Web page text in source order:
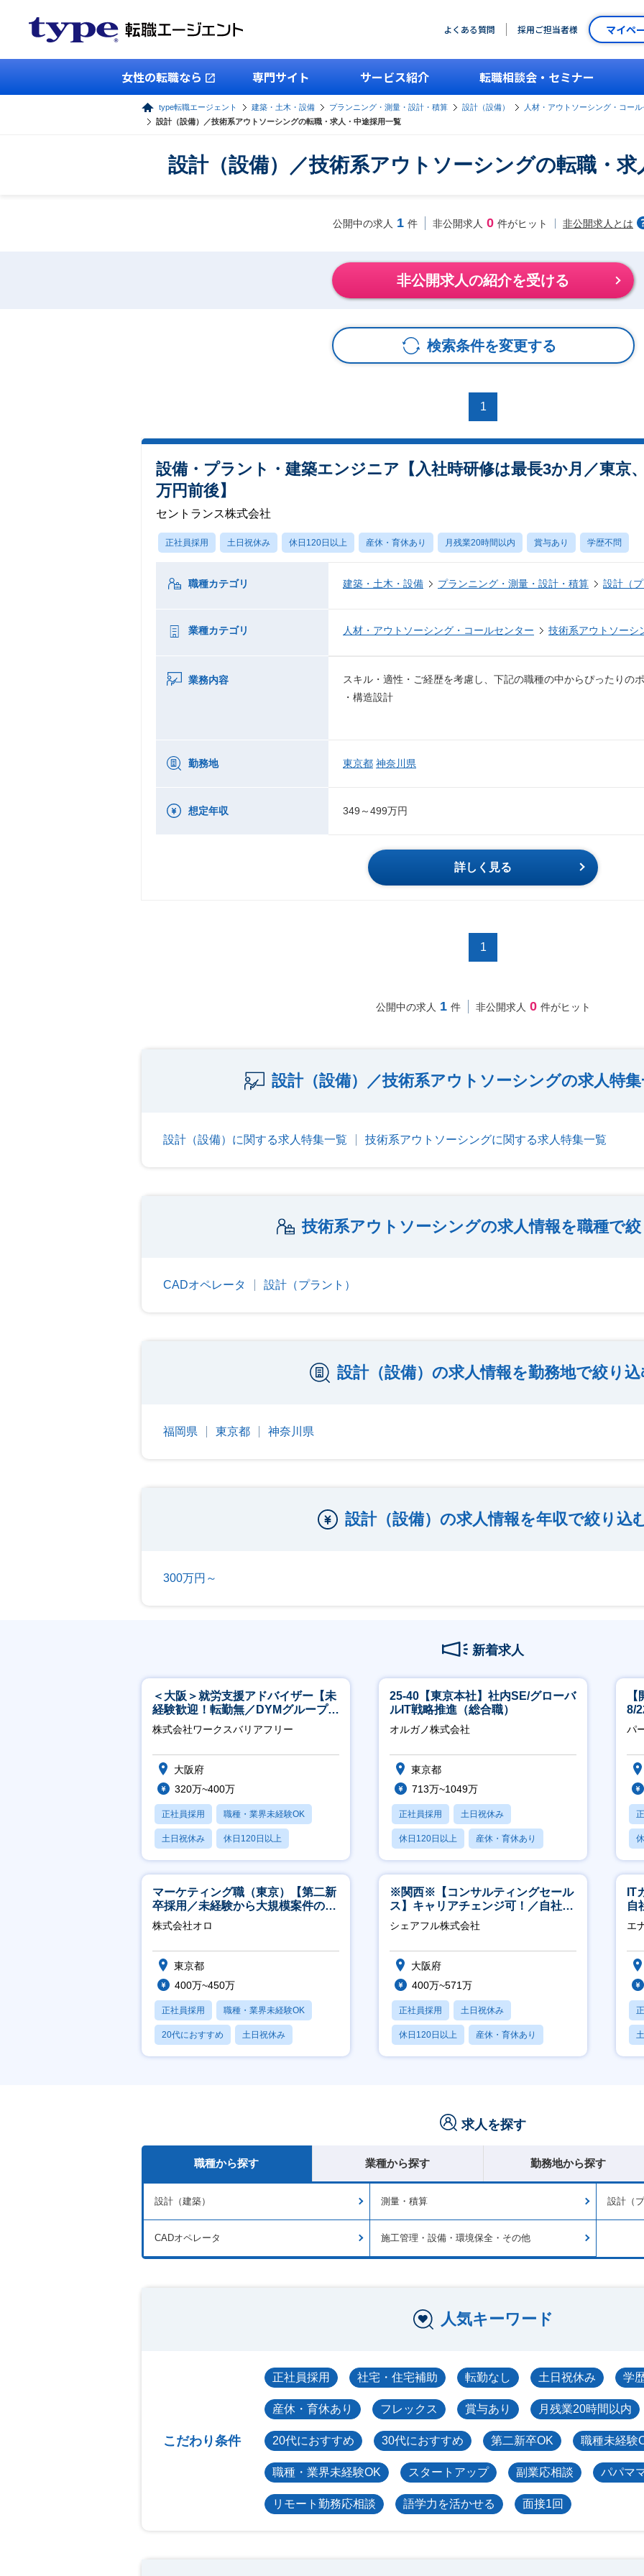
よくある質問 採用ご担当者様 マイペ
女性の転職なら 専門サイト サービス紹介 転職相談会・セミナー
type転職エージェント 建築・土木・設備 プランニング・測量・設計・積算 設計（設備）
人材・アウトソーシング・コー
設計（設備）／技術系アウトソーシングの転職・求人・中途採用一覧
設計（設備）／技術系アウトソーシングの転職・求
公開中の求人 1 件 非公開求人 0 件がヒット 非公開求人とは
非公開求人の紹介を受ける
検索条件を変更する
1
設備・プラント・建築エンジニア【入社時研修は最長3か月／東京
万円前後】
セントランス株式会社
正社員採用 土日祝休み 休日120日以上 産休・育休あり 月残業20時間以内 賞与あり 学歴不問
職種カテゴリ 建築・土木・設備 プランニング・測量・設計・積算 設計（
業種カテゴリ 人材・アウトソーシング・コールセンター 技術系アウトソーシ
業務内容
スキル・適性・ご経歴を考慮し、下記の職種の中からぴったりの
・構造設計
勤務地 東京都 神奈川県
想定年収 349～499万円
詳しく見る
1
公開中の求人 1 件 非公開求人 0 件がヒット
設計（設備）／技術系アウトソーシングの求人特
設計（設備）に関する求人特集一覧 技術系アウトソーシングに関する求人特集一覧
技術系アウトソーシングの求人情報を職種で
CADオペレータ 設計（プラント）
設計（設備）の求人情報を勤務地で絞り込
福岡県 東京都 神奈川県
設計（設備）の求人情報を年収で絞り込
300万円～
新着求人
＜大阪＞就労支援アドバイザー【未
経験歓迎！転勤無／DYMグループ／
ホスピタリティ高い方歓迎／土日
祝】
株式会社ワークスバリアフリー
大阪府
320万~400万
正社員採用 職種・業界未経験OK
土日祝休み 休日120日以上
産休・育休あり
25-40【東京本社】社内SE/グローバ
ルIT戦略推進（総合職）
オルガノ株式会社
東京都
713万~1049万
正社員採用 土日祝休み
休日120日以上 産休・育休あり
月残業20時間以内
8/
パ
マーケティング職（東京）【第二新
卒採用／未経験から大規模案件のマ
ーケティングが経験できる／研修充
実】
株式会社オロ
東京都
400万~450万
正社員採用 職種・業界未経験OK
20代におすすめ 土日祝休み
休日120日以上
※関西※【コンサルティングセール
ス】キャリアチェンジ可！／自社サ
ービス『シェアフル』の営業
シェアフル株式会社
大阪府
400万~571万
正社員採用 土日祝休み
休日120日以上 産休・育休あり
賞与あり
IT
自
エ
求人を探す
職種から探す 業種から探す 勤務地から探す
設計（建築） 測量・積算 設計（
CADオペレータ 施工管理・設備・環境保全・その他
人気キーワード
こだわり条件
正社員採用 社宅・住宅補助 転勤なし 土日祝休み 学
産休・育休あり フレックス 賞与あり 月残業20時間以内
20代におすすめ 30代におすすめ 第二新卒OK 職種未経験
職種・業界未経験OK スタートアップ 副業応相談 パパマ
リモート勤務応相談 語学力を活かせる 面接1回